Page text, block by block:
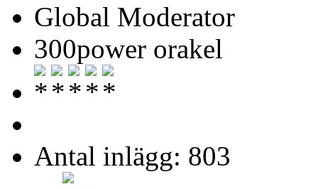
Global Moderator
300power orakel
Antal inlägg: 803